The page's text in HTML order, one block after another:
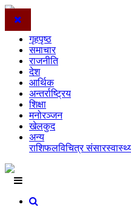
गृहपृष्ठ
समाचार
राजनीति
देश
आर्थिक
अन्तर्राष्ट्रिय
शिक्षा
मनोरञ्जन
खेलकुद
अन्य
राशिफलविचित्र संसार